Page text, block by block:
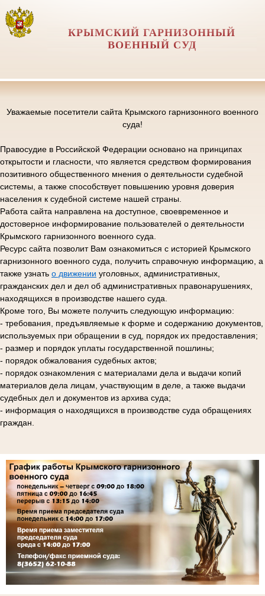
КРЫМСКИЙ ГАРНИЗОННЫЙ
ВОЕННЫЙ СУД
Уважаемые посетители сайта Крымского гарнизонного военного
суда!
Правосудие в Российской Федерации основано на принципах
открытости и гласности, что является средством формирования
позитивного общественного мнения о деятельности судебной
системы, а также способствует повышению уровня доверия
населения к судебной системе нашей страны.
Работа сайта направлена на доступное, своевременное и
достоверное информирование пользователей о деятельности
Крымского гарнизонного военного суда.
Ресурс сайта позволит Вам ознакомиться с историей Крымского
гарнизонного военного суда, получить справочную информацию, а
также узнать о движении уголовных, административных,
гражданских дел и дел об административных правонарушениях,
находящихся в производстве нашего суда.
Кроме того, Вы можете получить следующую информацию:
- требования, предъявляемые к форме и содержанию документов,
используемых при обращении в суд, порядок их предоставления;
- размер и порядок уплаты государственной пошлины;
- порядок обжалования судебных актов;
- порядок ознакомления с материалами дела и выдачи копий
материалов дела лицам, участвующим в деле, а также выдачи
судебных дел и документов из архива суда;
- информация о находящихся в производстве суда обращениях
граждан.